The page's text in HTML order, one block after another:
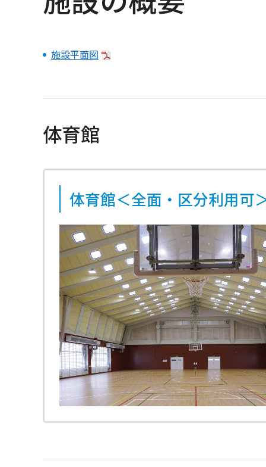
施設平面図
体育館
体育館＜全面・区分利用可